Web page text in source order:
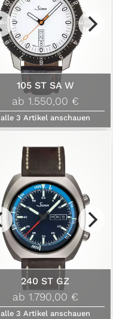
105 ST SA W
ab 1.550,00 €
alle 3 Artikel anschauen
240 ST GZ
ab 1.790,00 €
alle 3 Artikel anschauen